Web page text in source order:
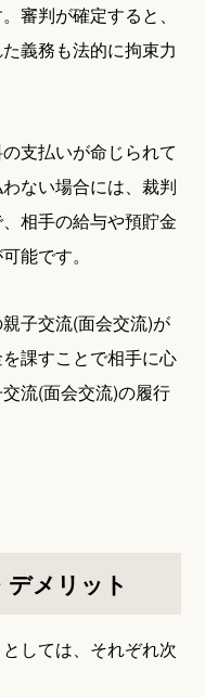
審判が確定すると、
義務も法的に拘束力
支払いが命じられて
ない場合には、裁判
相手の給与や預貯金
能です。
子交流(面会交流)が
課すことで相手に心
流(面会交流)の履行
メリット
しては、それぞれ次